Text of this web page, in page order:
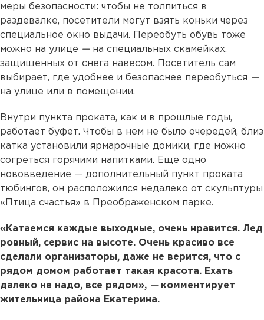
меры безопасности: чтобы не толпиться в
раздевалке, посетители могут взять коньки через
специальное окно выдачи. Переобуть обувь тоже
можно на улице —на специальных скамейках,
защищенных от снега навесом. Посетитель сам
выбирает, где удобнее и безопаснее переобуться —
на улице или в помещении.
Внутри пункта проката, как и в прошлые годы,
работает буфет. Чтобы в нем не было очередей, близ
катка установили ярмарочные домики, где можно
согреться горячими напитками. Еще одно
нововведение — дополнительный пункт проката
тюбингов, он расположился недалеко от скульптуры
«Птица счастья» в Преображенском парке.
«Катаемся каждые выходные, очень нравится. Лед
ровный, сервис на высоте. Очень красиво все
сделали организаторы, даже не верится, что с
рядом домом работает такая красота. Ехать
далеко не надо, все рядом», —комментирует
жительница района Екатерина.